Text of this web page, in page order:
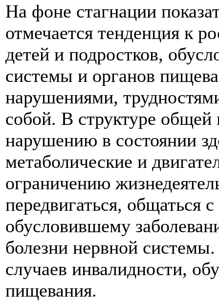
На фоне стагнации
отмечается тенденция к
детей и подростков,
системы и органов
нарушениями,
собой. В структуре
нарушению в состоянии
метаболические и
ограничению
передвигаться,
обусловившему
болезни нервной
случаев инвалидности,
пищевания.